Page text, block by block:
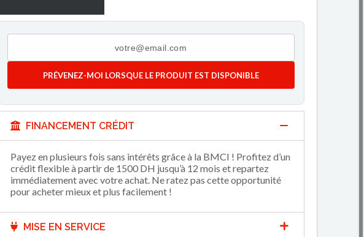
PRÉVENEZ-MOI LORSQUE LE PRODUIT EST DISPONIBLE
FINANCEMENT CRÉDIT
Payez en plusieurs fois sans intérêts grâce à la BMCI ! Profitez d’un
crédit flexible à partir de 1500 DH jusqu’à 12 mois et repartez
immédiatement avec votre achat. Ne ratez pas cette opportunité
pour acheter mieux et plus facilement !
MISE EN SERVICE